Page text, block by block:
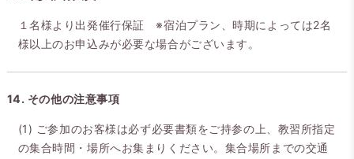
１名様より出発催行保証 ※宿泊プラン、時期によっては2名
様以上のお申込みが必要な場合がございます。
14. その他の注意事項
(1) ご参加のお客様は必ず必要書類をご持参の上、教習所指定
の集合時間・場所へお集まりください。集合場所までの交通